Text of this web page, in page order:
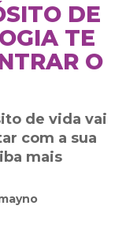
DE
TE
O
de vida vai
com a sua
mais